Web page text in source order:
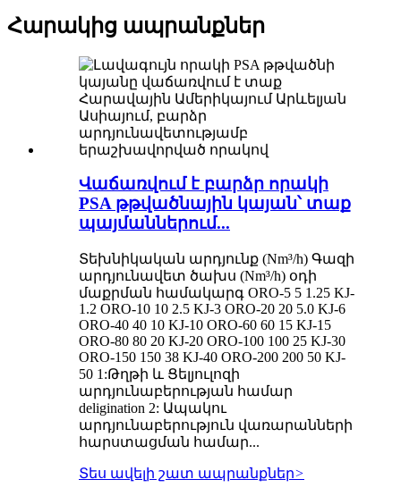
Հարակից ապրանքներ
Վաճառվում է բարձր որակի
PSA թթվածնային կայան՝ տաք
պայմաններում...
Տեխնիկական արդյունք (Nm³/h) Գազի
արդյունավետ ծախս (Nm³/h) օդի
մաքրման համակարգ ORO-5 5 1.25 KJ-
1.2 ORO-10 10 2.5 KJ-3 ORO-20 20 5.0 KJ-6
ORO-40 40 10 KJ-10 ORO-60 60 15 KJ-15
ORO-80 80 20 KJ-20 ORO-100 100 25 KJ-30
ORO-150 150 38 KJ-40 ORO-200 200 50 KJ-
50 1:Թղթի և Ցելյուլոզի
արդյունաբերության համար
deligination 2: Ապակու
արդյունաբերություն վառարանների
հարստացման համար...
Տես ավելի շատ ապրանքներ>